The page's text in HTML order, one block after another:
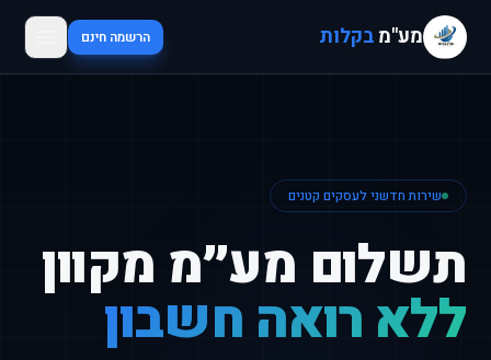
מע"מבקלות הרשמה חינם
שירות חדשני לעסקים קטנים
תשלום מע״מ מקוון
ללא רואה חשבון